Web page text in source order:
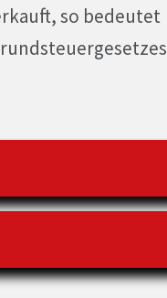
so bedeutet